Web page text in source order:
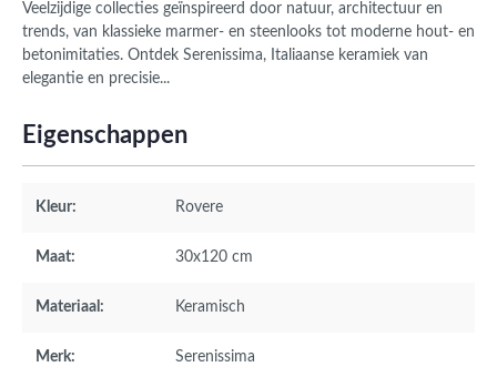
Veelzijdige collecties geïnspireerd door natuur, architectuur en
trends, van klassieke marmer- en steenlooks tot moderne hout- en
betonimitaties. Ontdek Serenissima, Italiaanse keramiek van
elegantie en precisie...
Eigenschappen
Kleur: Rovere
Maat: 30x120 cm
Materiaal: Keramisch
Merk: Serenissima